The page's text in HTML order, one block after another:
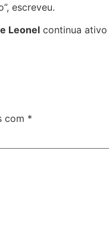
escreveu.
Leonel continua
com *